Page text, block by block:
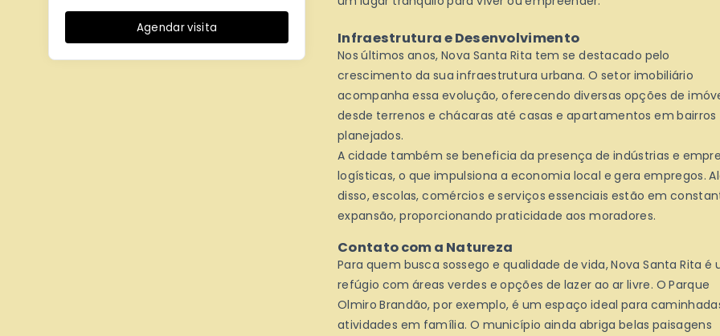
Agendar visita
Infraestrutura e Desenvolvimento
Nos últimos anos, Nova Santa Rita tem se destacado pelo
crescimento da sua infraestrutura urbana. O setor imobiliário
acompanha essa evolução, oferecendo diversas opções de
desde terrenos e chácaras até casas e apartamentos em bairros
planejados.
A cidade também se beneficia da presença de indústrias e
logísticas, o que impulsiona a economia local e gera empregos.
disso, escolas, comércios e serviços essenciais estão em
expansão, proporcionando praticidade aos moradores.
Contato com a Natureza
Para quem busca sossego e qualidade de vida, Nova Santa Rita é
refúgio com áreas verdes e opções de lazer ao ar livre. O Parque
Olmiro Brandão, por exemplo, é um espaço ideal para
atividades em família. O município ainda abriga belas paisagens